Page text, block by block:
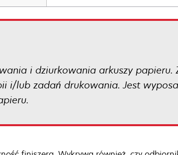
i dziurkowania arkuszy
i/lub zadań drukowania. Jest